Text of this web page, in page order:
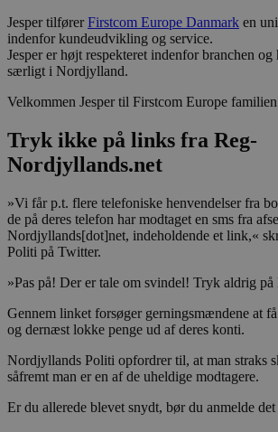
Jesper tilførerFirstcom Europe Danmark en
indenfor kundeudvikling og service.
Jesper er højt respekteret indenfor branchen
særligt i Nordjylland.
Velkommen Jesper til Firstcom Europe
Tryk ikke på links fra Reg-
Nordjyllands.net
»Vi får p.t. flere telefoniske henvendelser fra
de på deres telefon har modtaget en sms fra
Nordjyllands[dot]net, indeholdende et link,«
Politi på Twitter.
»Pas på! Der er tale om svindel! Tryk aldrig på
Gennem linket forsøger gerningsmændene at
og dernæst lokke penge ud af deres konti.
Nordjyllands Politi opfordrer til, at man straks
såfremt man er en af de uheldige modtagere.
Er du allerede blevet snydt, bør du anmelde